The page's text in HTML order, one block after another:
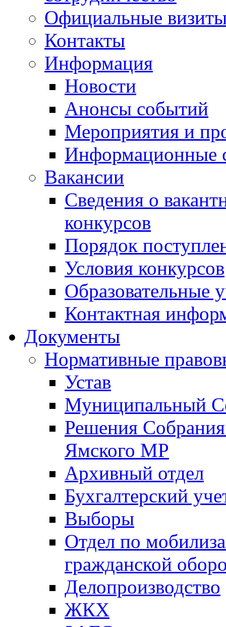
Официальные
Контакты
Информация
Новости
Анонсы событий
Мероприятия и
Информационные
Вакансии
Сведения о
конкурсов
Порядок
Условия конкурсов
Образовательные
Контактная
Документы
Нормативные
Устав
Муниципальный
Решения
Ямского МР
Архивный отдел
Бухгалтерский
Выборы
Отдел по
гражданской
Делопроизводство
ЖКХ